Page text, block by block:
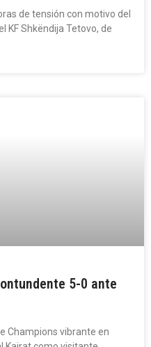
de tensión con motivo del
KF Shkëndija Tetovo, de
5-0 ante
Champions vibrante en